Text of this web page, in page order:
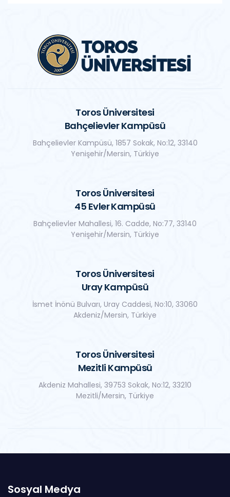
Toros Üniversitesi
Bahçelievler Kampüsü
Bahçelievler Kampüsü, 1857 Sokak, No:12, 33140
Yenişehir/Mersin, Türkiye
Toros Üniversitesi
45 Evler Kampüsü
Bahçelievler Mahallesi, 16. Cadde, No:77, 33140
Yenişehir/Mersin, Türkiye
Toros Üniversitesi
Uray Kampüsü
İsmet İnönü Bulvarı, Uray Caddesi, No:10, 33060
Akdeniz/Mersin, Türkiye
Toros Üniversitesi
Mezitli Kampüsü
Akdeniz Mahallesi, 39753 Sokak, No:12, 33210
Mezitli/Mersin, Türkiye
Sosyal Medya